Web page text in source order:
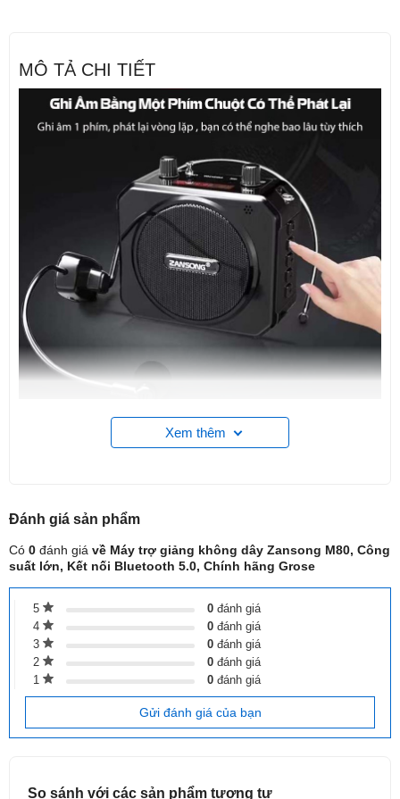
MÔ TẢ CHI TIẾT
ƯU ĐIỂM
Xem thêm
Đánh giá sản phẩm
Có 0 đánh giá về Máy trợ giảng không dây Zansong M80, Công
suất lớn, Kết nối Bluetooth 5.0, Chính hãng Grose
5 0 đánh giá
4
0 đánh giá
3
0 đánh giá
2
0 đánh giá
1
0 đánh giá
Gửi đánh giá của bạn
So sánh với các sản phẩm tương tự